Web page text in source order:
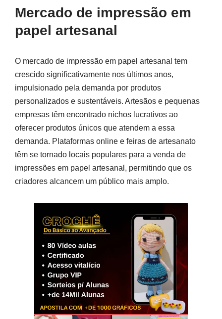
Mercado de impressão em
papel artesanal
O mercado de impressão em papel artesanal tem
crescido significativamente nos últimos anos,
impulsionado pela demanda por produtos
personalizados e sustentáveis. Artesãos e pequenas
empresas têm encontrado nichos lucrativos ao
oferecer produtos únicos que atendem a essa
demanda. Plataformas online e feiras de artesanato
têm se tornado locais populares para a venda de
impressões em papel artesanal, permitindo que os
criadores alcancem um público mais amplo.